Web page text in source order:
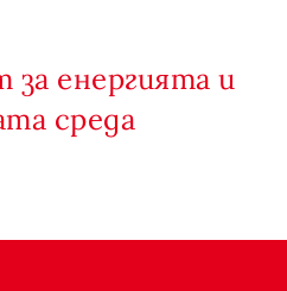
енергията и
среда